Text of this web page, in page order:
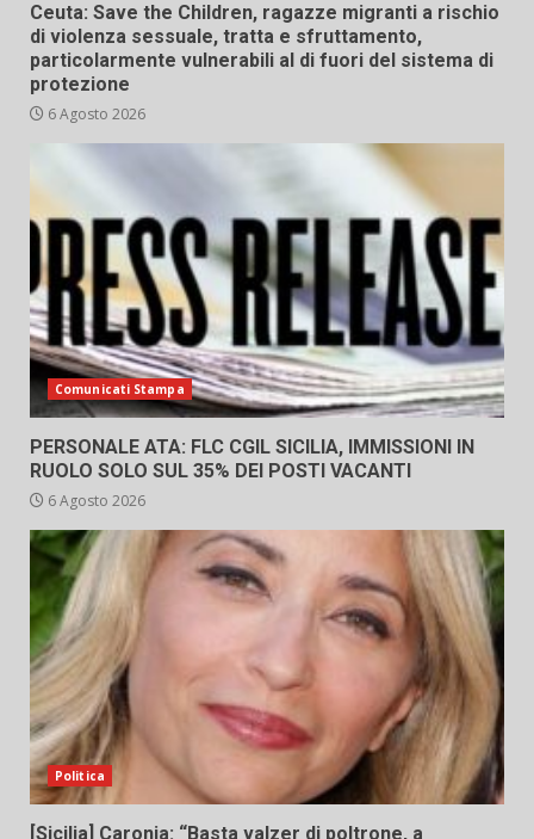
Ceuta: Save the Children, ragazze migranti a rischio
di violenza sessuale, tratta e sfruttamento,
particolarmente vulnerabili al di fuori del sistema di
protezione
6 Agosto 2026
Comunicati Stampa
PERSONALE ATA: FLC CGIL SICILIA, IMMISSIONI IN
RUOLO SOLO SUL 35% DEI POSTI VACANTI
6 Agosto 2026
Politica
[Sicilia] Caronia: “Basta valzer di poltrone, a